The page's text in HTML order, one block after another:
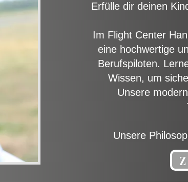
Erfülle dir deinen
Im Flight Center
eine hochwertige
Berufspiloten.
Wissen, um
Unsere
Unsere